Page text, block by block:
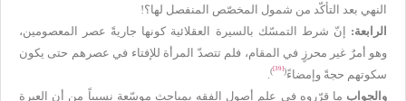
النهي بعد التأكّد من شمول المخصّص المنفصل لها؟!
الرابعة: إنّ شرط التمسّك بالسيرة العقلائية كونها جاريةً عصر المعصومين،
وهو أمرٌ غير محرزٍ في المقام، فلم تتصدّ المرأة للإفتاء في عصرهم حتى يكون
سكوتهم حجةً وإمضاءً(
[39]
)
والجواب ما قرّروه في علم أصول الفقه بمباحث موسّعة نسبياً من أن العبرة